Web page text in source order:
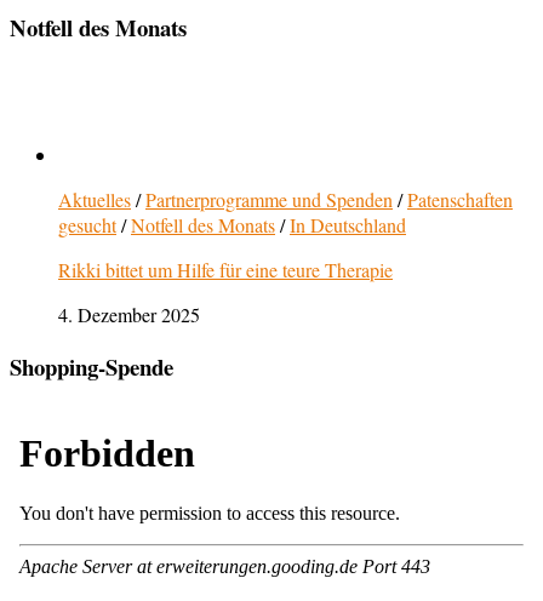
Notfell des Monats
Aktuelles/Partnerprogramme und Spenden/Patenschaften
gesucht/Notfell des Monats/In Deutschland
Rikki bittet um Hilfe für eine teure Therapie
4. Dezember 2025
Shopping-Spende